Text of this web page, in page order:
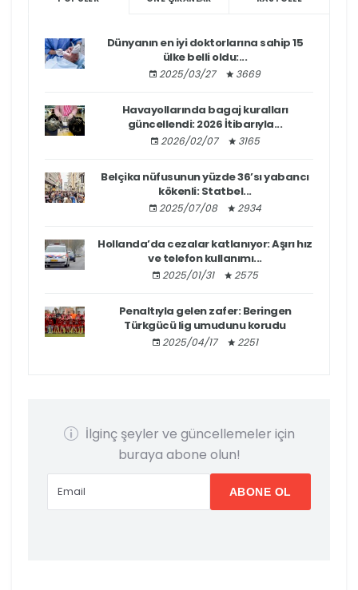
Dünyanın en iyi doktorlarına sahip 15
ülke belli oldu:...
2025/03/27 3669
Havayollarında bagaj kuralları
güncellendi: 2026 İtibarıyla...
2026/02/07 3165
Belçika nüfusunun yüzde 36’sı yabancı
kökenli: Statbel...
2025/07/08 2934
Hollanda’da cezalar katlanıyor: Aşırı hız
ve telefon kullanımı...
2025/01/31 2575
Penaltıyla gelen zafer: Beringen
Türkgücü lig umudunu korudu
2025/04/17 2251
İlginç şeyler ve güncellemeler için
buraya abone olun!